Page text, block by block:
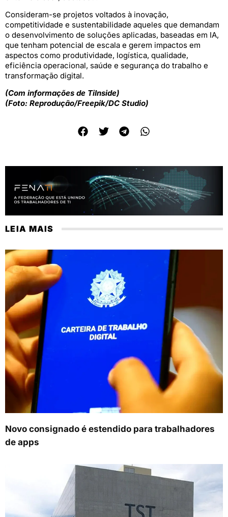
Consideram-se projetos voltados à inovação,
competitividade e sustentabilidade aqueles que demandam
o desenvolvimento de soluções aplicadas, baseadas em IA,
que tenham potencial de escala e gerem impactos em
aspectos como produtividade, logística, qualidade,
eficiência operacional, saúde e segurança do trabalho e
transformação digital.
(Com informações de TiInside)
(Foto: Reprodução/Freepik/DC Studio)
LEIA MAIS
Novo consignado é estendido para trabalhadores
de apps